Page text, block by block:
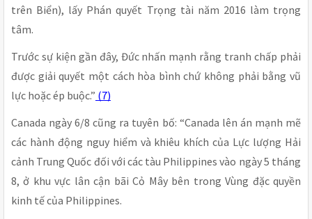
trên Biển), lấy Phán quyết Trọng tài năm 2016 làm trọng
tâm.
Trước sự kiện gần đây, Đức nhấn mạnh rằng tranh chấp phải
được giải quyết một cách hòa bình chứ không phải bằng vũ
lực hoặc ép buộc.” (7)
Canada ngày 6/8 cũng ra tuyên bố: “Canada lên án mạnh mẽ
các hành động nguy hiểm và khiêu khích của Lực lượng Hải
cảnh Trung Quốc đối với các tàu Philippines vào ngày 5 tháng
8, ở khu vực lân cận bãi Cỏ Mây bên trong Vùng đặc quyền
kinh tế của Philippines.